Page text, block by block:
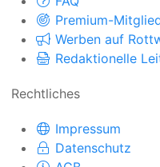
Premium-
Werben auf
Redaktionelle
Rechtliches
Impressum
Datenschutz